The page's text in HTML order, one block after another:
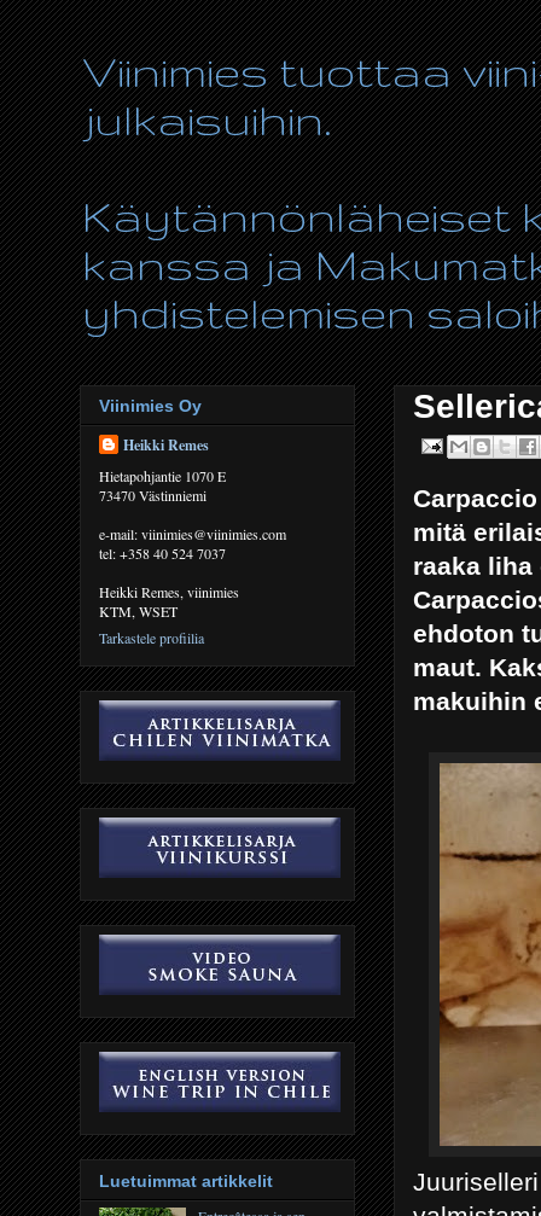
Viinimies tuottaa
julkaisuihin.
Käytännönläheiset
kanssa ja
yhdistelemisen
mitä
raaka
ehdoton
maut.
makuihin
Viinimies Oy
Heikki Remes
Hietapohjantie 1070 E
73470 Västinniemi
e-mail: viinimies@viinimies.com
tel: +358 40 524 7037
Heikki Remes, viinimies
KTM, WSET
Tarkastele profiilia
Luetuimmat artikkelit